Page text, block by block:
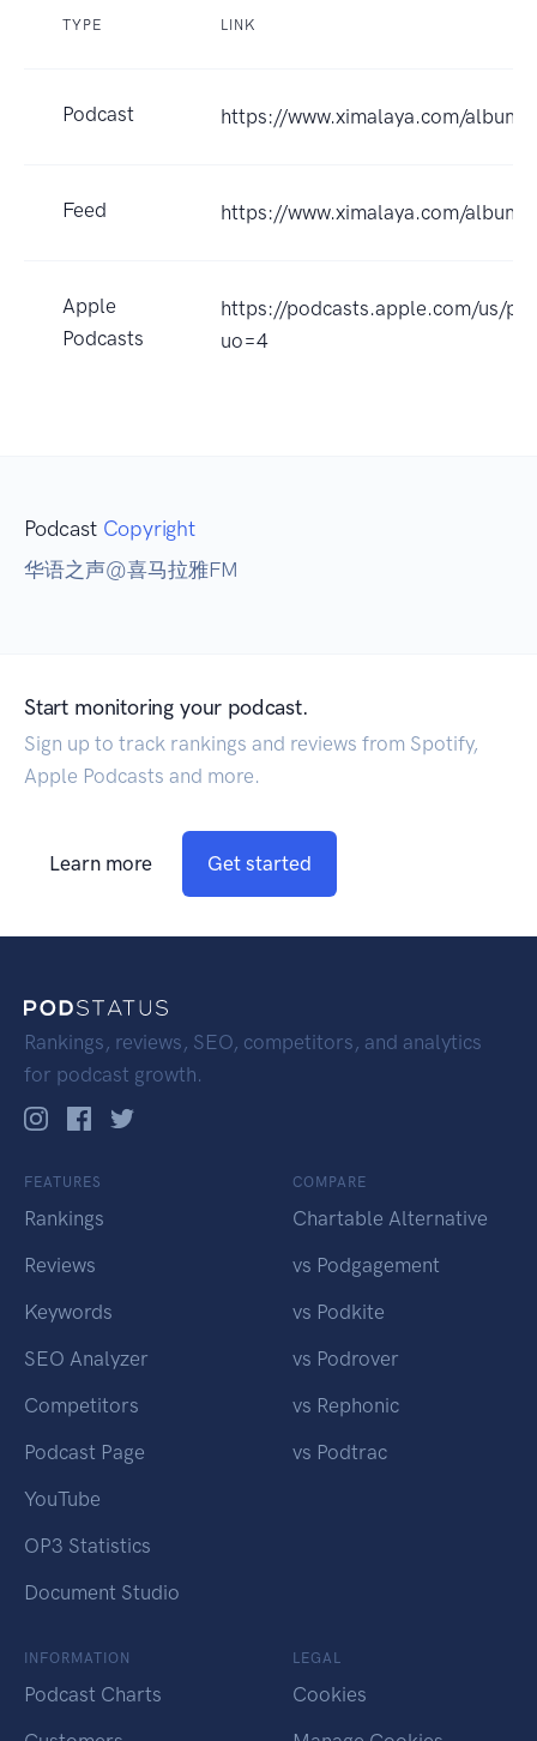
TYPE LINK
Podcast https://www.ximalaya.com/
Feed https://www.ximalaya.com/
Apple
Podcasts
https://podcasts.apple.com/us/
uo=4
Podcast Copyright
华语之声@喜马拉雅FM
Start monitoring your podcast.
Sign up to track rankings and reviews from Spotify,
Apple Podcasts and more.
Learn more Get started
Rankings, reviews, SEO, competitors, and analytics
for podcast growth.
FEATURES
Rankings
Reviews
Keywords
SEO Analyzer
Competitors
Podcast Page
YouTube
OP3 Statistics
Document Studio
COMPARE
Chartable Alternative
vs Podgagement
vs Podkite
vs Podrover
vs Rephonic
vs Podtrac
INFORMATION
Podcast Charts
LEGAL
Cookies